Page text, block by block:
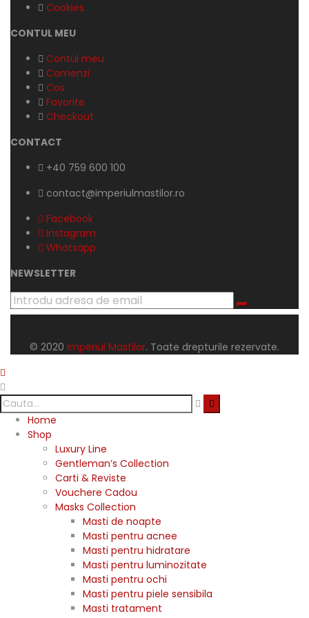
Cookies
CONTUL MEU
Contul meu
Comenzi
Cos
Favorite
Checkout
CONTACT
+40 759 600 100
contact@imperiulmastilor.ro
Facebook
Instagram
Whatsapp
NEWSLETTER
© 2020 Imperiul Mastilor. Toate drepturile rezervate.
Home
Shop
Luxury Line
Gentleman’s Collection
Carti & Reviste
Vouchere Cadou
Masks Collection
Masti de noapte
Masti pentru acnee
Masti pentru hidratare
Masti pentru luminozitate
Masti pentru ochi
Masti pentru piele sensibila
Masti tratament